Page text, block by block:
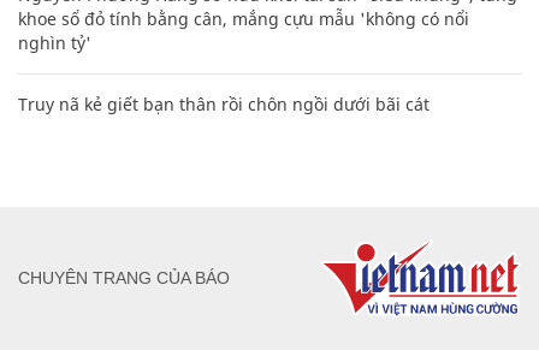
khoe sổ đỏ tính bằng cân, mắng cựu mẫu 'không có nổi
nghìn tỷ'
Truy nã kẻ giết bạn thân rồi chôn ngồi dưới bãi cát
CHUYÊN TRANG CỦA BÁO